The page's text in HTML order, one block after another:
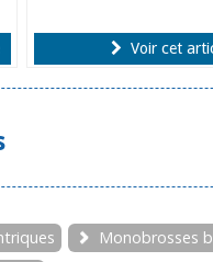
Voir cet
Monobrosses